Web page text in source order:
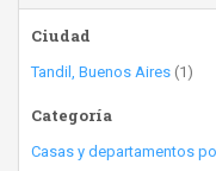
Ciudad
Tandil, Buenos Aires (1)
Categoría
Casas y departamentos